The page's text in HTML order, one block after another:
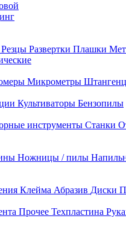
Резцы Развертки Плашки
Микрометры
Культиваторы Бензопилы
инструменты Станки
Ножницы / пилы
Клейма Абразив Диски
Прочее Техпластина